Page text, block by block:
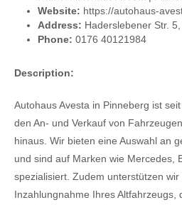
Website: https://autohaus-
Address: Haderslebener Str.
Phone: 0176 40121984
Description:
Autohaus Avesta in Pinneberg ist
den An- und Verkauf von
hinaus. Wir bieten eine Auswahl an
und sind auf Marken wie Mercedes,
spezialisiert. Zudem unterstützen wir
Inzahlungnahme Ihres Altfahrzeugs,